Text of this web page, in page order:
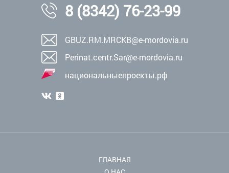
8 (8342) 76-23-99
GBUZ.RM.MRCKB@e-mordovia.ru
Perinat.centr.Sar@e-mordovia.ru
национальныепроекты.рф
ГЛАВНАЯ